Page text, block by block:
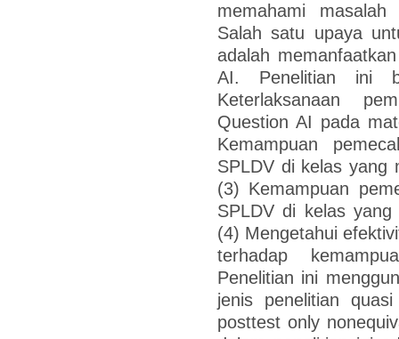
memahami
Salah satu upaya
adalah
AI. Penelitian ini
Keterlaksanaan
Question AI pada
Kemampuan
SPLDV di kelas yang
(3) Kemampuan
SPLDV di kelas
(4) Mengetahui
terhadap
Penelitian ini
jenis penelitian
posttest only